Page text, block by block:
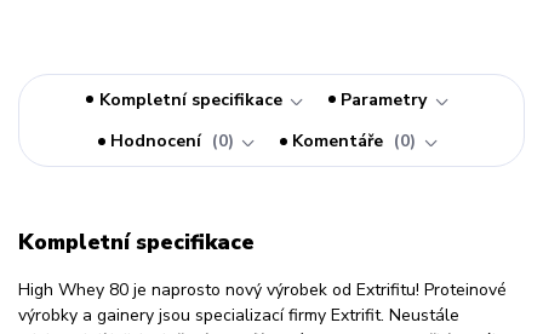
Kompletní specifikace
Parametry
Hodnocení
0 Komentáře 0
Kompletní specifikace
High Whey 80 je naprosto nový výrobek od Extrifitu! Proteinové
výrobky a gainery jsou specializací firmy Extrifit. Neustále